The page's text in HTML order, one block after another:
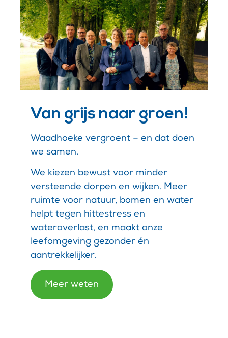
Van grijs naar groen!
Waadhoeke vergroent – en dat doen
we samen.
We kiezen bewust voor minder
versteende dorpen en wijken. Meer
ruimte voor natuur, bomen en water
helpt tegen hittestress en
wateroverlast, en maakt onze
leefomgeving gezonder én
aantrekkelijker.
Meer weten